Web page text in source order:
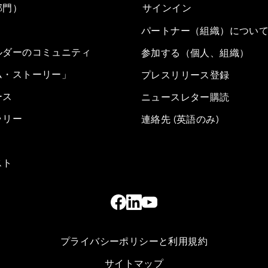
）
ーのコミュニティ
ストーリー」
リー
サインイン
パートナー（組織）につい
参加する（個人、組織）
プレスリリース登録
ニュースレター購読
連絡先 (英語のみ)
プライバシーポリシーと利用規約
サイトマップ